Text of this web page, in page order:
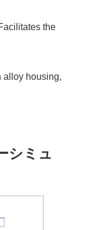
the
alloy housing,
シミュ